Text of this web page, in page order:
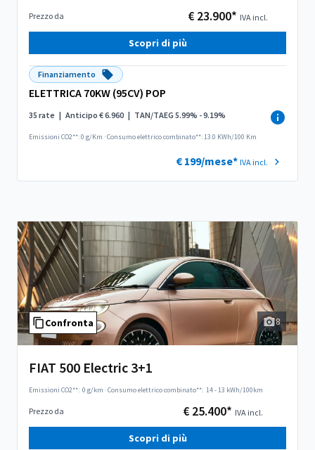
Prezzo da € 23.900* IVA incl.
Scopri di più
Finanziamento
ELETTRICA 70KW (95CV) POP
35 rate | Anticipo € 6.960 | TAN/TAEG 5.99% - 9.19%
Emissioni CO2**: 0 g/Km ·Consumo elettrico combinato**: 13.0 KWh/100 Km
€ 199/mese* IVA incl.
Confronta 8
FIAT 500 Electric 3+1
Emissioni CO2**: 0 g/km ·Consumo elettrico combinato**: 14 - 13 kWh/100km
Prezzo da € 25.400* IVA incl.
Scopri di più